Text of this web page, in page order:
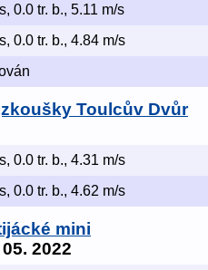
0.0 tr. b., 5.11 m/s
0.0 tr. b., 4.84 m/s
Toulcův Dvůr
0.0 tr. b., 4.31 m/s
0.0 tr. b., 4.62 m/s
mini
2022